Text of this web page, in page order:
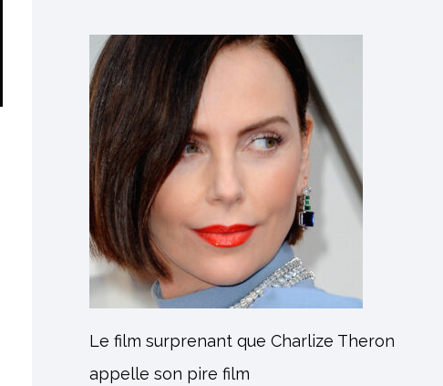
Le film surprenant que Charlize Theron
appelle son pire film